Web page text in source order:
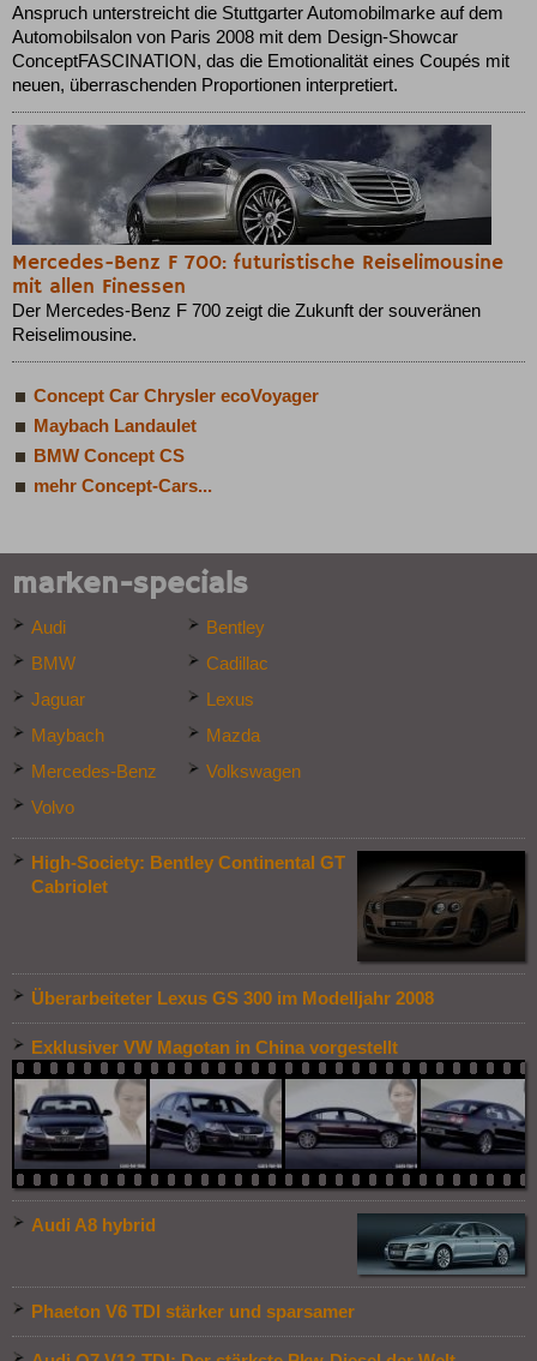
Anspruch unterstreicht die Stuttgarter Automobilmarke auf dem
Automobilsalon von Paris 2008 mit dem Design-Showcar
ConceptFASCINATION, das die Emotionalität eines Coupés mit
neuen, überraschenden Proportionen interpretiert.
Mercedes-Benz F 700: futuristische Reiselimousine
mit allen Finessen
Der Mercedes-Benz F 700 zeigt die Zukunft der souveränen
Reiselimousine.
Concept Car Chrysler ecoVoyager
Maybach Landaulet
BMW Concept CS
mehr Concept-Cars...
marken-specials
Audi
Bentley
BMW
Cadillac
Jaguar
Lexus
Maybach
Mazda
Mercedes-Benz
Volkswagen
Volvo
High-Society: Bentley Continental GT
Cabriolet
Überarbeiteter Lexus GS 300 im Modelljahr 2008
Exklusiver VW Magotan in China vorgestellt
Audi A8 hybrid
Phaeton V6 TDI stärker und sparsamer